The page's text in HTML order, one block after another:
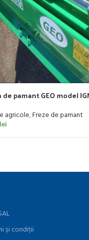
de pamant GEO model
agricole,Freze de pamant
lei
și condiții